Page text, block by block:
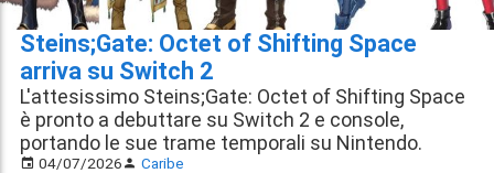
Steins;Gate: Octet of Shifting Space
arriva su Switch 2
L'attesissimo Steins;Gate: Octet of Shifting Space
è pronto a debuttare su Switch 2 e console,
portando le sue trame temporali su Nintendo.
04/07/2026 Caribe